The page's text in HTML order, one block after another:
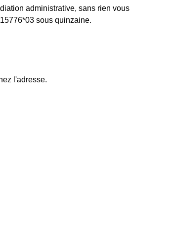
administrative, sans rien vous
sous quinzaine.
l'adresse.